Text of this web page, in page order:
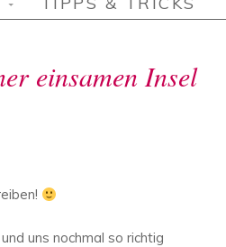
einsamen Insel
uns nochmal so richtig